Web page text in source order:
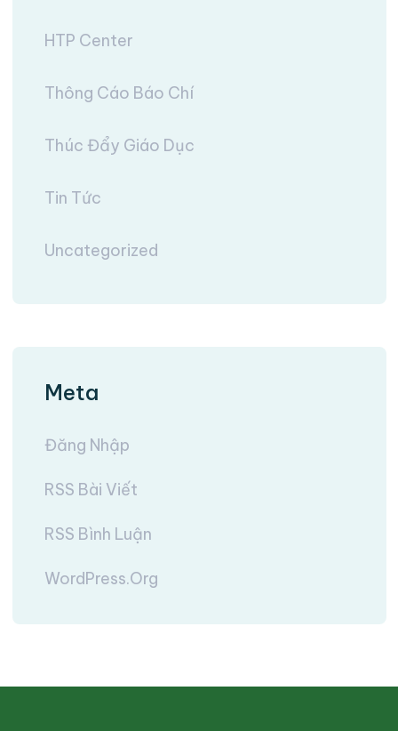
HTP Center
Thông Cáo Báo Chí
Thúc Đẩy Giáo Dục
Tin Tức
Uncategorized
Meta
Đăng Nhập
RSS Bài Viết
RSS Bình Luận
WordPress.org